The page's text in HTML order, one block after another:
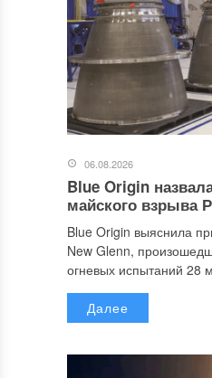
06.08.2026
Blue Origin
майского взрыва
Blue Origin выяснила
New Glenn,
огневых испытаний 28
Далее